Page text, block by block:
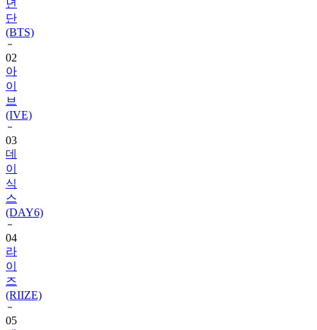
(BTS)
02
아
이
브
(IVE)
03
데
이
식
스
(DAY6)
04
라
이
즈
(RIIZE)
05
엔
시